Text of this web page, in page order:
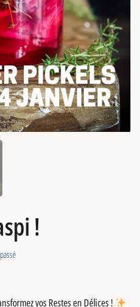
!
vos Restes en Délices !